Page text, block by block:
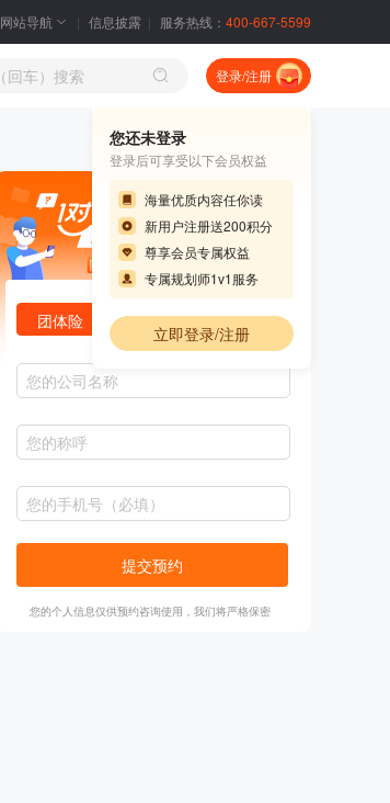
网站导航 信息披露 服务热线： 400-667-5599
登录/注册
您还未登录
登录后可享受以下会员权益
海量优质内容任你读
新用户注册送200积分
尊享会员专属权益
专属规划师1v1服务
立即登录/注册
团体险 责任险 财产险
提交预约
您的个人信息仅供预约咨询使用，我们将严格保密